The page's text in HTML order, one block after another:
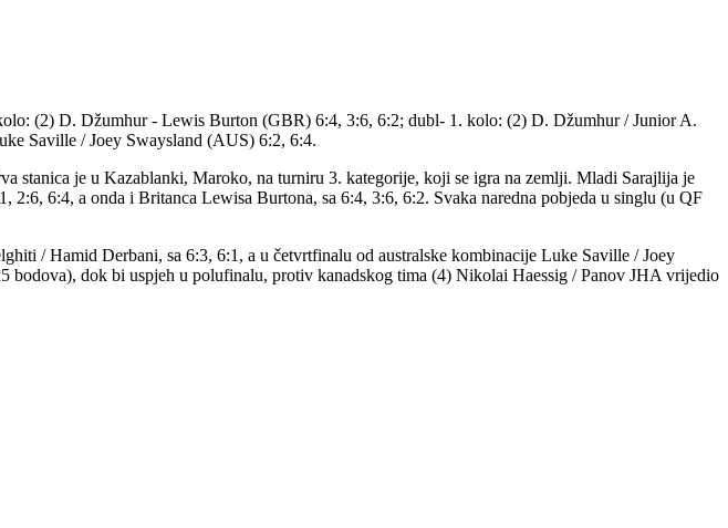
(2) D. Džumhur - Lewis Burton (GBR) 6:4, 3:6, 6:2; dubl- 1. kolo: (2) D. Džumhur / Junior A.
Saville / Joey Swaysland (AUS) 6:2, 6:4.
stanica je u Kazablanki, Maroko, na turniru 3. kategorije, koji se igra na zemlji. Mladi Sarajlija je
6:4, a onda i Britanca Lewisa Burtona, sa 6:4, 3:6, 6:2. Svaka naredna pobjeda u singlu (u QF
/ Hamid Derbani, sa 6:3, 6:1, a u četvrtfinalu od australske kombinacije Luke Saville / Joey
bodova), dok bi uspjeh u polufinalu, protiv kanadskog tima (4) Nikolai Haessig / Panov JHA vrijedio